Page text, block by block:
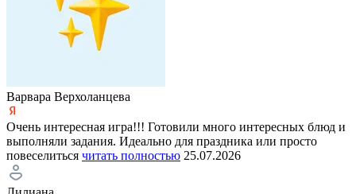
Варвара Верхоланцева
Очень интересная игра!!! Готовили много интересных блюд и
выполняли задания. Идеально для праздника или просто
повеселиться читать полностью 25.07.2026